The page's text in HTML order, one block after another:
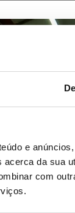
e
acerca da sua
com
moldes da
e criará